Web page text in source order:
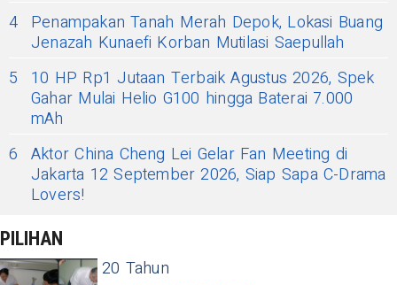
4 Penampakan Tanah Merah Depok, Lokasi Buang
Jenazah Kunaefi Korban Mutilasi Saepullah
5
10 HP Rp1 Jutaan Terbaik Agustus 2026, Spek
Gahar Mulai Helio G100 hingga Baterai 7.000
mAh
6 Aktor China Cheng Lei Gelar Fan Meeting di
Jakarta 12 September 2026, Siap Sapa C-Drama
Lovers!
PILIHAN
20 Tahun